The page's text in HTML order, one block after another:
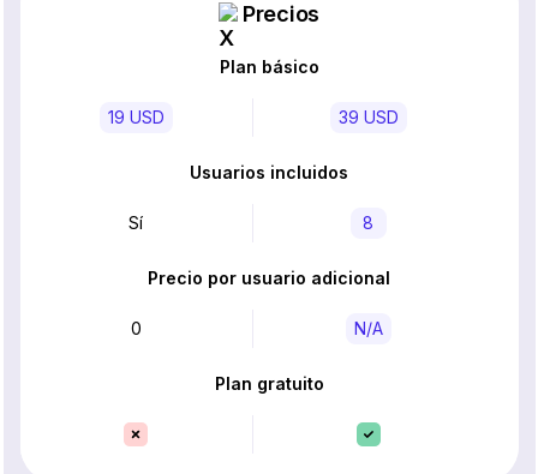
Precios
Plan básico
19 USD 39 USD
Usuarios incluidos
Sí 8
Precio por usuario adicional
0 N/A
Plan gratuito